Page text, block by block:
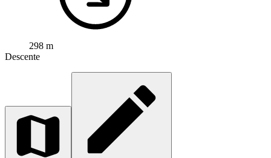
298 m
Descente